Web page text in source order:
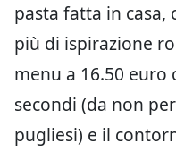
pasta fatta in casa,
più di ispirazione
menu a 16.50 euro
secondi (da non
pugliesi) e il